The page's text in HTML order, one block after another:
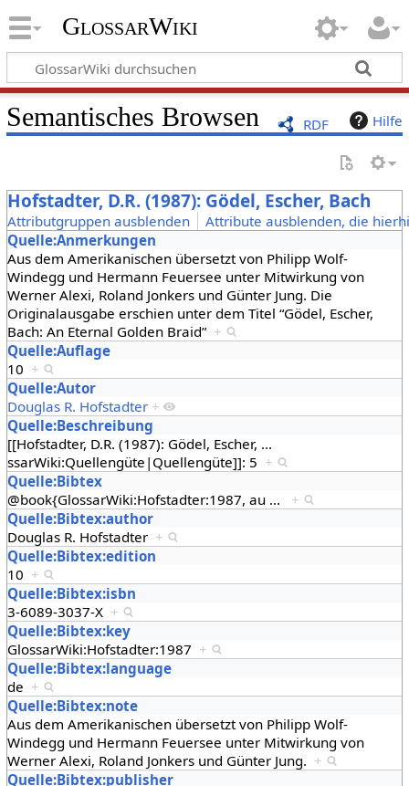
GlossarWiki
RDF Hilfe
Semantisches Browsen
Hofstadter, D.R. (1987): Gödel, Escher, Bach
Attributgruppen ausblenden
Attribute ausblenden, die
Quelle:Anmerkungen
Aus dem Amerikanischen übersetzt von Philipp Wolf-
Windegg und Hermann Feuersee unter Mitwirkung von
Werner Alexi, Roland Jonkers und Günter Jung. Die
Originalausgabe erschien unter dem Titel “Gödel, Escher,
Bach: An Eternal Golden Braid” +
Quelle:Auflage
10 +
Quelle:Autor
Douglas R. Hofstadter +
Quelle:Beschreibung
[[Hofstadter, D.R. (1987): Gödel, Escher, …
ssarWiki:Quellengüte|Quellengüte]]: 5 +
Quelle:Bibtex
@book{GlossarWiki:Hofstadter:1987, au…
+
Quelle:Bibtex:author
Douglas R. Hofstadter +
Quelle:Bibtex:edition
10 +
Quelle:Bibtex:isbn
3-6089-3037-X +
Quelle:Bibtex:key
GlossarWiki:Hofstadter:1987 +
Quelle:Bibtex:language
de +
Quelle:Bibtex:note
Aus dem Amerikanischen übersetzt von Philipp Wolf-
Windegg und Hermann Feuersee unter Mitwirkung von
Werner Alexi, Roland Jonkers und Günter Jung. +
Quelle:Bibtex:publisher